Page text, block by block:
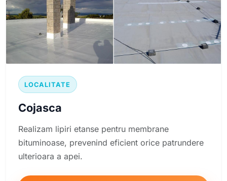
LOCALITATE
Cojasca
Realizam lipiri etanse pentru membrane
bituminoase, prevenind eficient orice patrundere
ulterioara a apei.